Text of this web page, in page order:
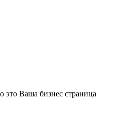
это Ваша бизнес страница